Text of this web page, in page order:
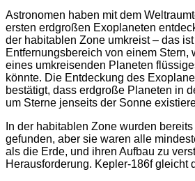
Astronomen haben mit dem
ersten erdgroßen Exoplaneten
der habitablen Zone umkreist – das
Entfernungsbereich von einem Stern,
eines umkreisenden Planeten
könnte. Die Entdeckung des
bestätigt, dass erdgroße Planeten in
um Sterne jenseits der Sonne
In der habitablen Zone wurden
gefunden, aber sie waren alle
als die Erde, und ihren Aufbau zu
Herausforderung. Kepler-186f gleicht